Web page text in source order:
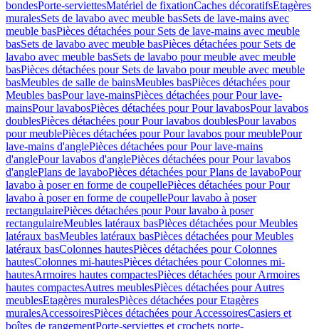
bondesPorte-serviettesMatériel de fixationCaches décoratifsEtagères
muralesSets de lavabo avec meuble basSets de lave-mains avec
meuble basPièces détachées pour Sets de lave-mains avec meuble
basSets de lavabo avec meuble basPièces détachées pour Sets de
lavabo avec meuble basSets de lavabo pour meuble avec meuble
basPièces détachées pour Sets de lavabo pour meuble avec meuble
basMeubles de salle de bainsMeubles basPièces détachées pour
Meubles basPour lave-mainsPièces détachées pour Pour lave-
mainsPour lavabosPièces détachées pour Pour lavabosPour lavabos
doublesPièces détachées pour Pour lavabos doublesPour lavabos
pour meublePièces détachées pour Pour lavabos pour meublePour
lave-mains d'anglePièces détachées pour Pour lave-mains
d'anglePour lavabos d'anglePièces détachées pour Pour lavabos
d'anglePlans de lavaboPièces détachées pour Plans de lavaboPour
lavabo à poser en forme de coupellePièces détachées pour Pour
lavabo à poser en forme de coupellePour lavabo à poser
rectangulairePièces détachées pour Pour lavabo à poser
rectangulaireMeubles latéraux basPièces détachées pour Meubles
latéraux basMeubles latéraux basPièces détachées pour Meubles
latéraux basColonnes hautesPièces détachées pour Colonnes
hautesColonnes mi-hautesPièces détachées pour Colonnes mi-
hautesArmoires hautes compactesPièces détachées pour Armoires
hautes compactesAutres meublesPièces détachées pour Autres
meublesEtagères muralesPièces détachées pour Etagères
muralesAccessoiresPièces détachées pour AccessoiresCasiers et
boîtes de rangementPorte-serviettes et crochets porte-